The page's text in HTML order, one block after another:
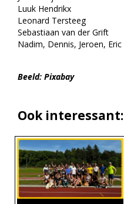
Luuk Hendrikx
Leonard Tersteeg
Sebastiaan van der Grift
Nadim, Dennis, Jeroen, Eric
Beeld: Pixabay
Ook interessant: